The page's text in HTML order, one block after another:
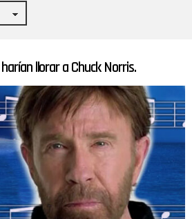
llorar a Chuck Norris.